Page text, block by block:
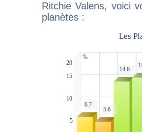
Ritchie Valens, voici
planètes :